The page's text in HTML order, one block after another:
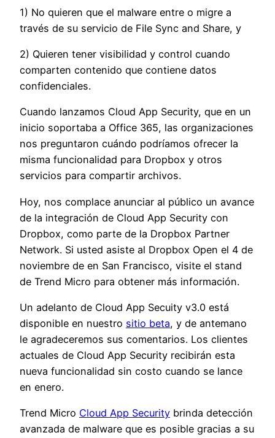
1) No quieren que el malware entre o migre a
través de su servicio de File Sync and Share, y
2) Quieren tener visibilidad y control cuando
comparten contenido que contiene datos
confidenciales.
Cuando lanzamos Cloud App Security, que en un
inicio soportaba a Office 365, las organizaciones
nos preguntaron cuándo podríamos ofrecer la
misma funcionalidad para Dropbox y otros
servicios para compartir archivos.
Hoy, nos complace anunciar al público un avance
de la integración de Cloud App Security con
Dropbox, como parte de la Dropbox Partner
Network. Si usted asiste al Dropbox Open el 4 de
noviembre de en San Francisco, visite el stand
de Trend Micro para obtener más información.
Un adelanto de Cloud App Secuity v3.0 está
disponible en nuestro sitio beta, y de antemano
le agradeceremos sus comentarios. Los clientes
actuales de Cloud App Security recibirán esta
nueva funcionalidad sin costo cuando se lance
en enero.
Trend Micro Cloud App Security brinda detección
avanzada de malware que es posible gracias a su